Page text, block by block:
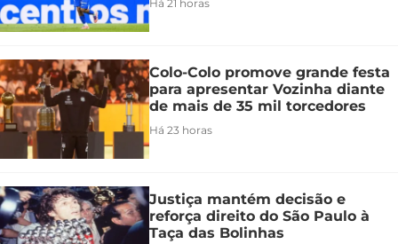
Há 21 horas
Colo-Colo promove grande festa
para apresentar Vozinha diante
de mais de 35 mil torcedores
Há 23 horas
Justiça mantém decisão e
reforça direito do São Paulo à
Taça das Bolinhas